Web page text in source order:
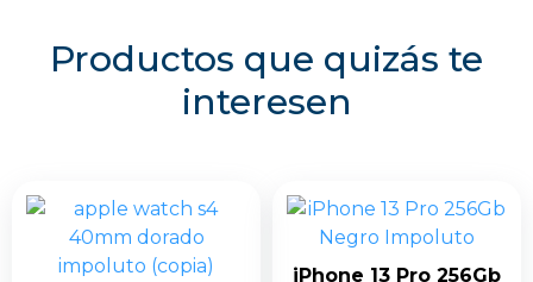
Productos que quizás te
interesen
iPhone 13 Pro 256Gb